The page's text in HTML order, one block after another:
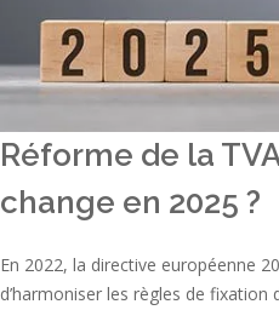
Réforme de la
change en 2025 ?
En 2022, la directive européenne
d’harmoniser les règles de fixation